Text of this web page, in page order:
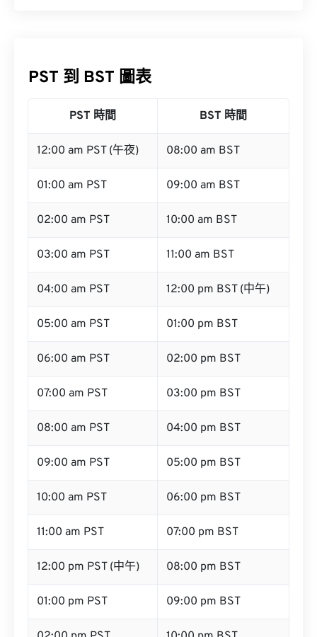
PST 到 BST 圖表
PST 時間 BST 時間
12:00 am PST (午夜) 08:00 am BST
01:00 am PST 09:00 am BST
02:00 am PST 10:00 am BST
03:00 am PST 11:00 am BST
04:00 am PST 12:00 pm BST (中午)
05:00 am PST 01:00 pm BST
06:00 am PST 02:00 pm BST
07:00 am PST 03:00 pm BST
08:00 am PST 04:00 pm BST
09:00 am PST 05:00 pm BST
10:00 am PST 06:00 pm BST
11:00 am PST 07:00 pm BST
12:00 pm PST (中午) 08:00 pm BST
01:00 pm PST 09:00 pm BST